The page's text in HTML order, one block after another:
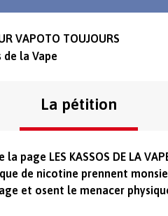
VAPOTO TOUJOURS
de la Vape
La pétition
page LES KASSOS DE LA
de nicotine prennent
et osent le menacer